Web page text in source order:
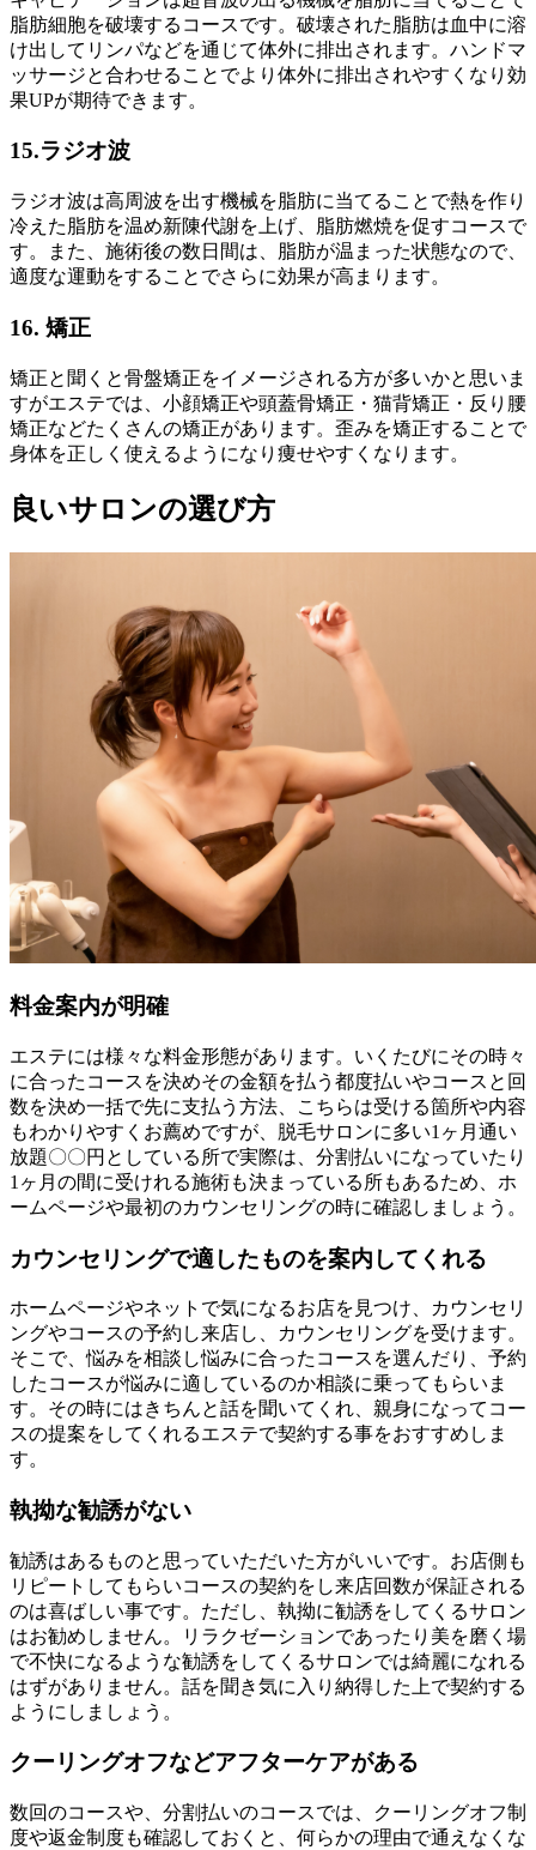
脂肪細胞を破壊するコースです。破壊された脂肪は血中に溶
け出してリンパなどを通じて体外に排出されます。ハンドマ
ッサージと合わせることでより体外に排出されやすくなり効
果UPが期待できます。
15.ラジオ波
ラジオ波は高周波を出す機械を脂肪に当てることで熱を作り
冷えた脂肪を温め新陳代謝を上げ、脂肪燃焼を促すコースで
す。また、施術後の数日間は、脂肪が温まった状態なので、
適度な運動をすることでさらに効果が高まります。
16. 矯正
矯正と聞くと骨盤矯正をイメージされる方が多いかと思いま
すがエステでは、小顔矯正や頭蓋骨矯正・猫背矯正・反り腰
矯正などたくさんの矯正があります。歪みを矯正することで
身体を正しく使えるようになり痩せやすくなります。
良いサロンの選び方
料金案内が明確
エステには様々な料金形態があります。いくたびにその時々
に合ったコースを決めその金額を払う都度払いやコースと回
数を決め一括で先に支払う方法、こちらは受ける箇所や内容
もわかりやすくお薦めですが、脱毛サロンに多い1ヶ月通い
放題〇〇円としている所で実際は、分割払いになっていたり
1ヶ月の間に受けれる施術も決まっている所もあるため、ホ
ームページや最初のカウンセリングの時に確認しましょう。
カウンセリングで適したものを案内してくれる
ホームページやネットで気になるお店を見つけ、カウンセリ
ングやコースの予約し来店し、カウンセリングを受けます。
そこで、悩みを相談し悩みに合ったコースを選んだり、予約
したコースが悩みに適しているのか相談に乗ってもらいま
す。その時にはきちんと話を聞いてくれ、親身になってコー
スの提案をしてくれるエステで契約する事をおすすめしま
す。
執拗な勧誘がない
勧誘はあるものと思っていただいた方がいいです。お店側も
リピートしてもらいコースの契約をし来店回数が保証される
のは喜ばしい事です。ただし、執拗に勧誘をしてくるサロン
はお勧めしません。リラクゼーションであったり美を磨く場
で不快になるような勧誘をしてくるサロンでは綺麗になれる
はずがありません。話を聞き気に入り納得した上で契約する
ようにしましょう。
クーリングオフなどアフターケアがある
数回のコースや、分割払いのコースでは、クーリングオフ制
度や返金制度も確認しておくと、何らかの理由で通えなくな